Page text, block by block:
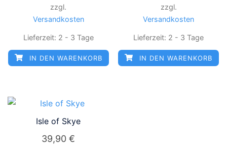
zzgl.
Versandkosten
Lieferzeit: 2 - 3 Tage
IN DEN WARENKORB
zzgl.
Versandkosten
Lieferzeit: 2 - 3 Tage
IN DEN WARENKORB
Isle of Skye
39,90€